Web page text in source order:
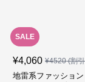
SALE
¥4,060 ¥4520(割
地雷系ファッショ